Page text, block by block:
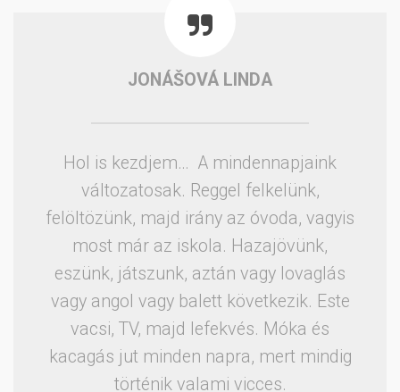
JONÁŠOVÁ LINDA
Hol is kezdjem… A mindennapjaink
változatosak. Reggel felkelünk,
felöltözünk, majd irány az óvoda, vagyis
most már az iskola. Hazajövünk,
eszünk, játszunk, aztán vagy lovaglás
vagy angol vagy balett következik. Este
vacsi, TV, majd lefekvés. Móka és
kacagás jut minden napra, mert mindig
történik valami vicces.